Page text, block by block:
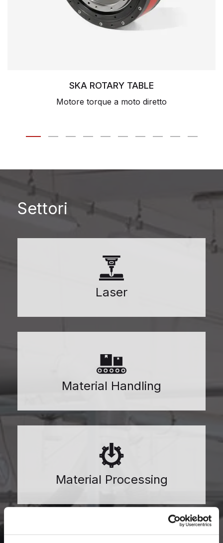
SKA ROTARY TABLE
Motore torque a moto diretto
Settori
Laser
Material Handling
Material Processing